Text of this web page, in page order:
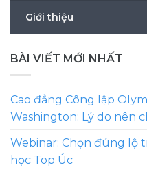
Giới thiệu
BÀI VIẾT MỚI NHẤT
Cao đẳng Công lập
Washington: Lý do nên
Webinar: Chọn đúng lộ
học Top Úc